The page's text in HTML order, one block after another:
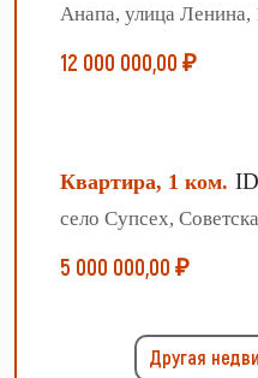
Анапа, улица Ленина,
12 000 000,00 ₽
Квартира, 1 ком.
село Супсех,
5 000 000,00 ₽
Другая